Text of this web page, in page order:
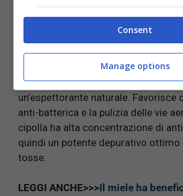
miele, ecco a cosa dovete fare
attenzione
Il miele non è però l’unico rimedio
tosse e catarro. Ce n’è uno molto
ma altrettanto efficace: lacipolla.
un’espettorante naturale. Favorisce
anti-batterica e la pulizia delle vie
cipolla ha alta concentrazione di
quindi un potente depurativo ottimo
tosse.
LEGGI ANCHE>>>Il miele ha
Consent
Manage options